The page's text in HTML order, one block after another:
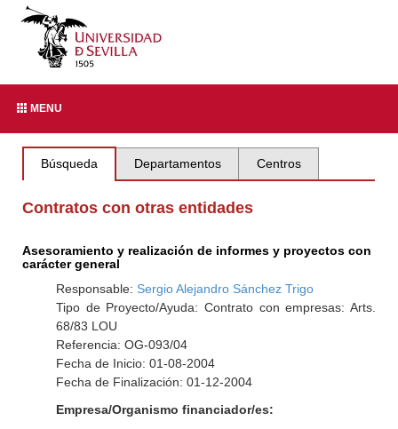
MENU
Búsqueda Departamentos Centros
Contratos con otras entidades
Asesoramiento y realización de informes y proyectos con
carácter general
Responsable: Sergio Alejandro Sánchez Trigo
Tipo de Proyecto/Ayuda: Contrato con empresas: Arts.
68/83 LOU
Referencia: OG-093/04
Fecha de Inicio: 01-08-2004
Fecha de Finalización: 01-12-2004
Empresa/Organismo financiador/es: